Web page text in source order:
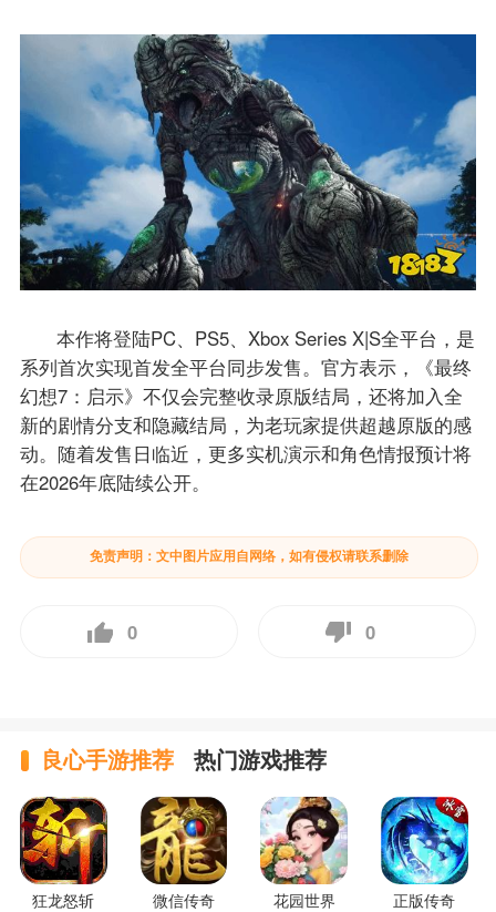
本作将登陆PC、PS5、Xbox Series X|S全平台，是
系列首次实现首发全平台同步发售。官方表示，《最终
幻想7：启示》不仅会完整收录原版结局，还将加入全
新的剧情分支和隐藏结局，为老玩家提供超越原版的感
动。随着发售日临近，更多实机演示和角色情报预计将
在2026年底陆续公开。
免责声明：文中图片应用自网络，如有侵权请联系删除
0 0
良心手游推荐 热门游戏推荐
狂龙怒斩 微信传奇 花园世界 正版传奇